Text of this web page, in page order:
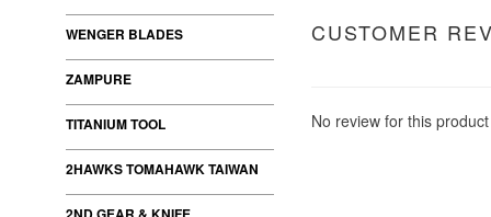
WENGER BLADES
ZAMPURE
TITANIUM TOOL
2HAWKS TOMAHAWK TAIWAN
CUSTOMER
No review for this product